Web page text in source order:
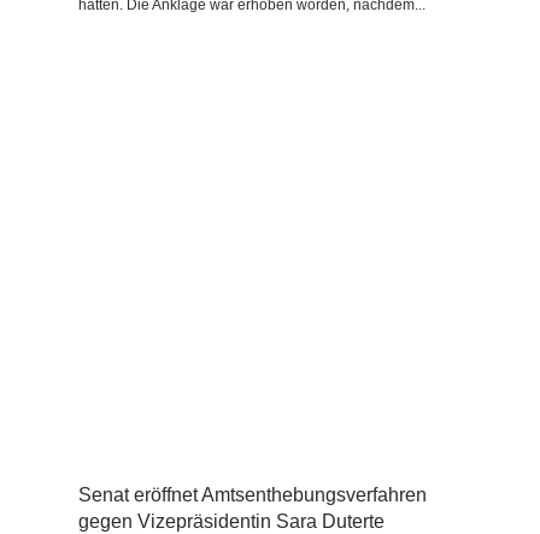
hatten. Die Anklage war erhoben worden, nachdem...
Senat eröffnet Amtsenthebungsverfahren
gegen Vizepräsidentin Sara Duterte